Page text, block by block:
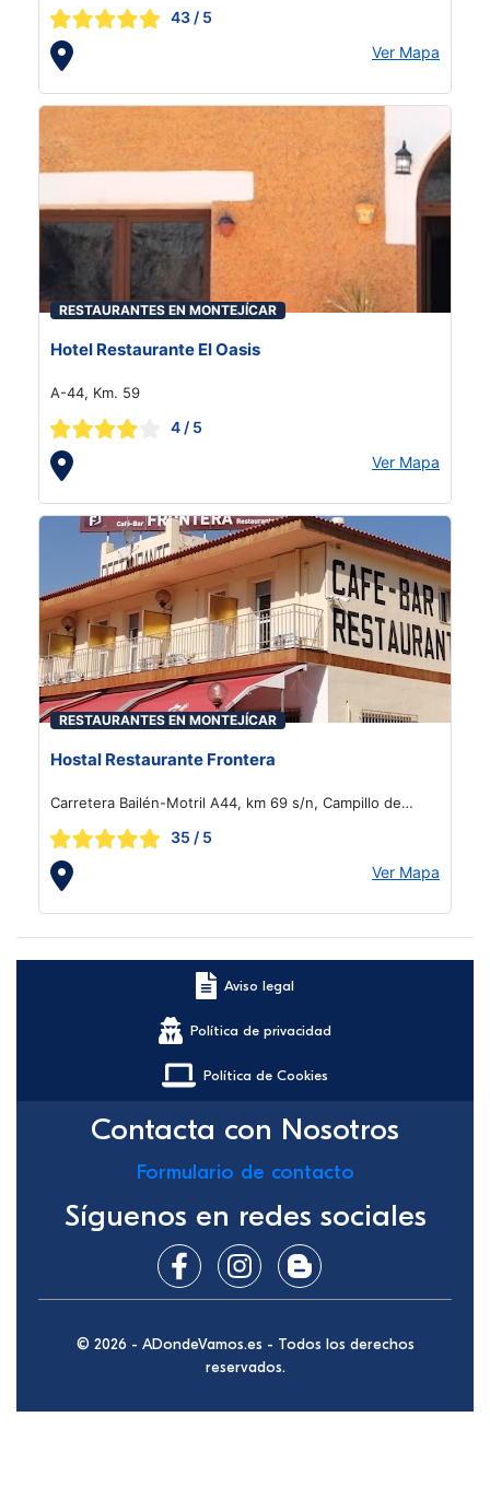
43 / 5
Ver Mapa
RESTAURANTES EN MONTEJÍCAR
Hotel Restaurante El Oasis
A-44, Km. 59
4 / 5
Ver Mapa
RESTAURANTES EN MONTEJÍCAR
Hostal Restaurante Frontera
Carretera Bailén-Motril A44, km 69 s/n, Campillo de
35 / 5
Ver Mapa
Aviso legal
Política de privacidad
Política de Cookies
Contacta con Nosotros
Formulario de contacto
Síguenos en redes sociales
© 2026 - ADondeVamos.es - Todos los derechos
reservados.